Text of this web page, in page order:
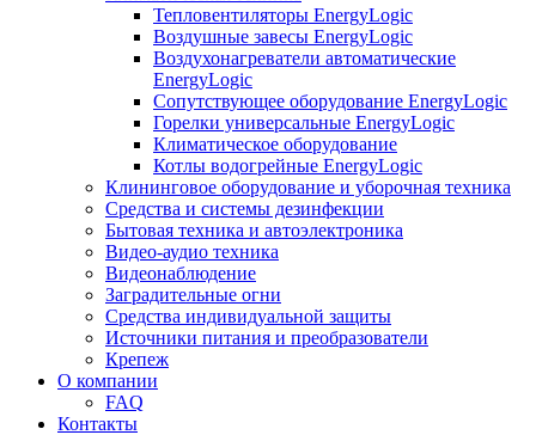
Тепловентиляторы EnergyLogic
Воздушные завесы EnergyLogic
Воздухонагреватели автоматические
EnergyLogic
Сопутствующее оборудование EnergyLogic
Горелки универсальные EnergyLogic
Климатическое оборудование
Котлы водогрейные EnergyLogic
Клининговое оборудование и уборочная техника
Средства и системы дезинфекции
Бытовая техника и автоэлектроника
Видео-аудио техника
Видеонаблюдение
Заградительные огни
Средства индивидуальной защиты
Источники питания и преобразователи
Крепеж
О компании
FAQ
Контакты